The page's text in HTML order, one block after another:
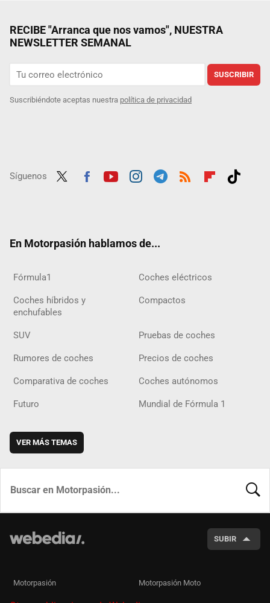
RECIBE "Arranca que nos vamos", NUESTRA
NEWSLETTER SEMANAL
SUSCRIBIR
Suscribiéndote aceptas nuestra política de privacidad
Síguenos
En Motorpasión hablamos de...
Fórmula1 Coches eléctricos
Coches híbridos y
enchufables
Compactos
SUV Pruebas de coches
Rumores de coches Precios de coches
Comparativa de coches Coches autónomos
Futuro Mundial de Fórmula 1
VER MÁS TEMAS
SUBIR
Motorpasión Motorpasión Moto